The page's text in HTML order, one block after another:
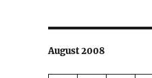
August 2008